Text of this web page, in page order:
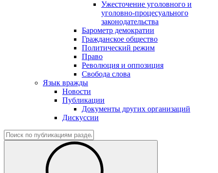
Ужесточение уголовного и
уголовно-процесуального
законодательства
Барометр демократии
Гражданское общество
Политический режим
Право
Революция и оппозиция
Свобода слова
Язык вражды
Новости
Публикации
Документы других организаций
Дискуссии